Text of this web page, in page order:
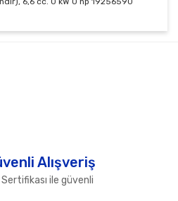
daha pahalı.
Alışveriş
ile güvenli